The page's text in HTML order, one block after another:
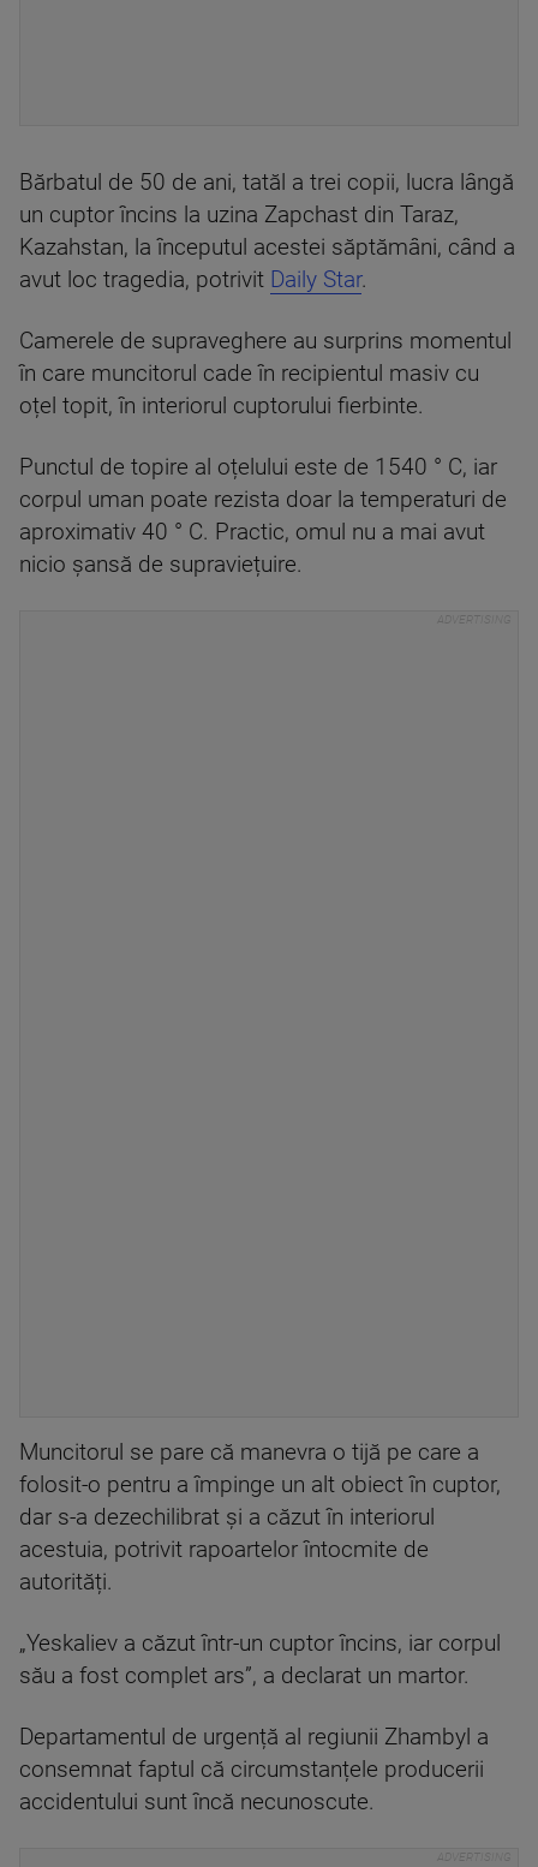
Bărbatul de 50 de ani, tatăl a trei copii, lucra lângă
un cuptor încins la uzina Zapchast din Taraz,
Kazahstan, la începutul acestei săptămâni, când a
avut loc tragedia, potrivit Daily Star.
Camerele de supraveghere au surprins momentul
în care muncitorul cade în recipientul masiv cu
oțel topit, în interiorul cuptorului fierbinte.
Punctul de topire al oțelului este de 1540 ° C, iar
corpul uman poate rezista doar la temperaturi de
aproximativ 40 ° C. Practic, omul nu a mai avut
nicio șansă de supraviețuire.
Muncitorul se pare că manevra o tijă pe care a
folosit-o pentru a împinge un alt obiect în cuptor,
dar s-a dezechilibrat și a căzut în interiorul
acestuia, potrivit rapoartelor întocmite de
autorități.
„Yeskaliev a căzut într-un cuptor încins, iar corpul
său a fost complet ars”, a declarat un martor.
Departamentul de urgență al regiunii Zhambyl a
consemnat faptul că circumstanțele producerii
accidentului sunt încă necunoscute.